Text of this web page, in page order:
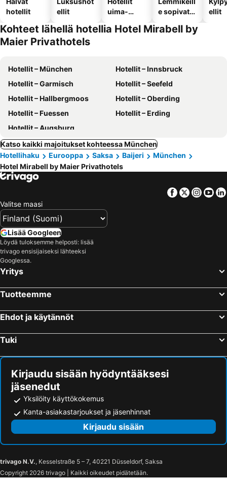
hotellit
ellit
uima-
e sopivat
ellit
Kohteet lähellä hotellia Hotel Mirabell by
Maier Privathotels
Hotellit – München
Hotellit – Innsbruck
Hotellit – Garmisch
Hotellit – Seefeld
Hotellit – Hallbergmoos
Hotellit – Oberding
Hotellit – Fuessen
Hotellit – Erding
Hotellit – Augsburg
Katso kaikki majoitukset kohteessa München
Hotellihaku
Eurooppa Saksa Baijeri
München
Hotel Mirabell by Maier Privathotels
Facebook
Twitter
Valitse maasi
Lisää Googleen
Löydä tuloksemme helposti: lisää
trivago ensisijaiseksi lähteeksi
Googlessa.
Yritys
Tuotteemme
Ehdot ja käytännöt
Tuki
Kirjaudu sisään hyödyntääksesi
jäsenedut
Yksilöity käyttökokemus
Kanta-asiakastarjoukset ja jäsenhinnat
Kirjaudu sisään
trivago N.V., Kesselstraße 5 – 7, 40221 Düsseldorf, Saksa
Copyright 2026 trivago | Kaikki oikeudet pidätetään.